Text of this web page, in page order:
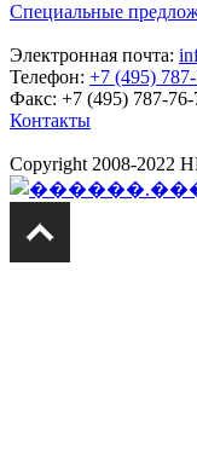
Специальные
Электронная почта:
Телефон: +7 (495)
Факс: +7 (495) 787-76-
Контакты
Copyright 2008-2022